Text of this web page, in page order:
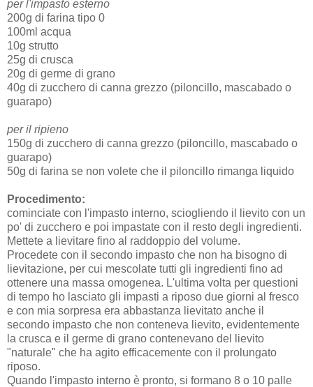
per l'impasto esterno
200g di farina tipo 0
100ml acqua
10g strutto
25g di crusca
20g di germe di grano
40g di zucchero di canna grezzo (piloncillo, mascabado o
guarapo)
per il ripieno
150g di zucchero di canna grezzo (piloncillo, mascabado o
guarapo)
50g di farina se non volete che il piloncillo rimanga liquido
Procedimento:
cominciate con l'impasto interno, sciogliendo il lievito con un
po' di zucchero e poi impastate con il resto degli ingredienti.
Mettete a lievitare fino al raddoppio del volume.
Procedete con il secondo impasto che non ha bisogno di
lievitazione, per cui mescolate tutti gli ingredienti fino ad
ottenere una massa omogenea. L'ultima volta per questioni
di tempo ho lasciato gli impasti a riposo due giorni al fresco
e con mia sorpresa era abbastanza lievitato anche il
secondo impasto che non conteneva lievito, evidentemente
la crusca e il germe di grano contenevano del lievito
"naturale" che ha agito efficacemente con il prolungato
riposo.
Quando l'impasto interno è pronto, si formano 8 o 10 palle